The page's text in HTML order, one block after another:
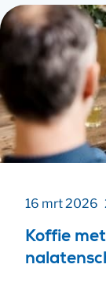
16 mrt 2026
Koffie